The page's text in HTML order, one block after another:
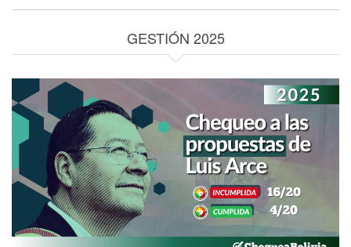
GESTIÓN 2025